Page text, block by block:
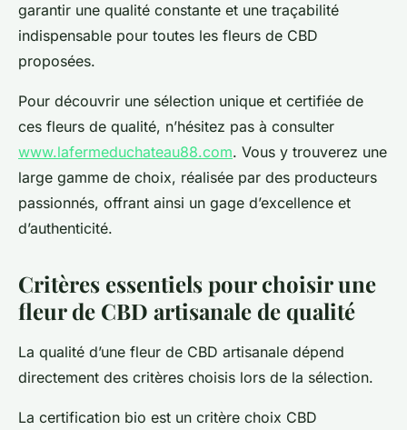
garantir une qualité constante et une traçabilité
indispensable pour toutes les fleurs de CBD
proposées.
Pour découvrir une sélection unique et certifiée de
ces fleurs de qualité, n’hésitez pas à consulter
www.lafermeduchateau88.com. Vous y trouverez une
large gamme de choix, réalisée par des producteurs
passionnés, offrant ainsi un gage d’excellence et
d’authenticité.
Critères essentiels pour choisir une
fleur de CBD artisanale de qualité
La qualité d’une fleur de CBD artisanale dépend
directement des critères choisis lors de la sélection.
La certification bio est un critère choix CBD